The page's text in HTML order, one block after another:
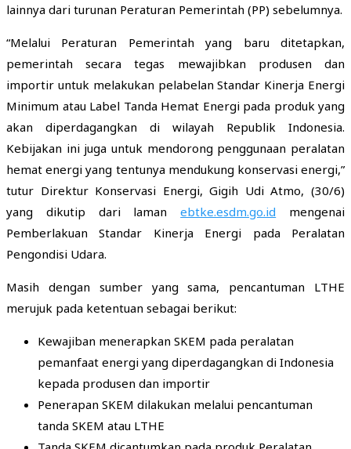
lainnya dari turunan Peraturan Pemerintah (PP) sebelumnya.
“Melalui Peraturan Pemerintah yang baru ditetapkan,
pemerintah secara tegas mewajibkan produsen dan
importir untuk melakukan pelabelan Standar Kinerja Energi
Minimum atau Label Tanda Hemat Energi pada produk yang
akan diperdagangkan di wilayah Republik Indonesia.
Kebijakan ini juga untuk mendorong penggunaan peralatan
hemat energi yang tentunya mendukung konservasi energi,”
tutur Direktur Konservasi Energi, Gigih Udi Atmo, (30/6)
yang dikutip dari lamanebtke.esdm.go.id mengenai
Pemberlakuan Standar Kinerja Energi pada Peralatan
Pengondisi Udara.
Masih dengan sumber yang sama, pencantuman LTHE
merujuk pada ketentuan sebagai berikut:
Kewajiban menerapkan SKEM pada peralatan
pemanfaat energi yang diperdagangkan di Indonesia
kepada produsen dan importir
Penerapan SKEM dilakukan melalui pencantuman
tanda SKEM atau LTHE